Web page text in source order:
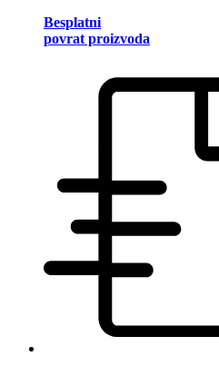
Besplatni
povrat proizvoda